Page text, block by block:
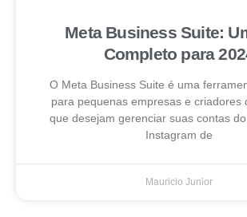
Meta Business Suite:
Completo para
O Meta Business Suite é uma
para pequenas empresas e criadores
que desejam gerenciar suas contas
Instagram de
Mauricio Junior